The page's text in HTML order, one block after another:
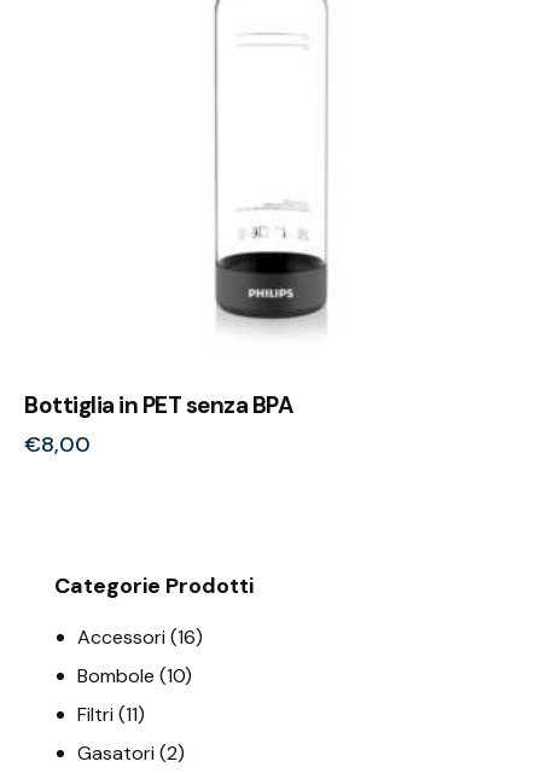
Bottiglia in PET senza BPA
€8,00
Categorie Prodotti
Accessori (16)
Bombole (10)
Filtri (11)
Gasatori (2)